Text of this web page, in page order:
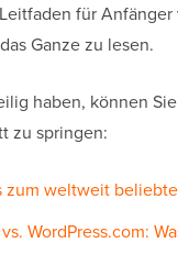
für
Ganze zu lesen.
haben, können
zu springen:
zum weltweit
WordPress.com: